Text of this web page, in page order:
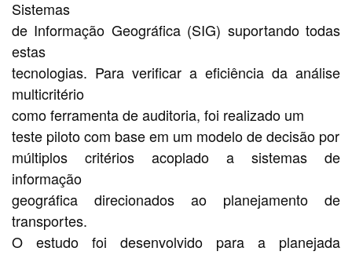
Sistemas
de Informação Geográfica (SIG) suportando todas
estas
tecnologias. Para verificar a eficiência da análise
multicritério
como ferramenta de auditoria, foi realizado um
teste piloto com base em um modelo de decisão por
múltiplos critérios acoplado a sistemas de
informação
geográfica direcionados ao planejamento de
transportes.
O estudo foi desenvolvido para a planejada